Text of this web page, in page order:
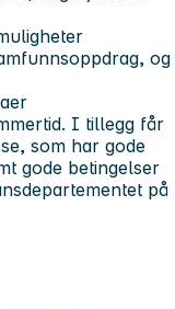
og
I tillegg får
som har gode
gode betingelser
på